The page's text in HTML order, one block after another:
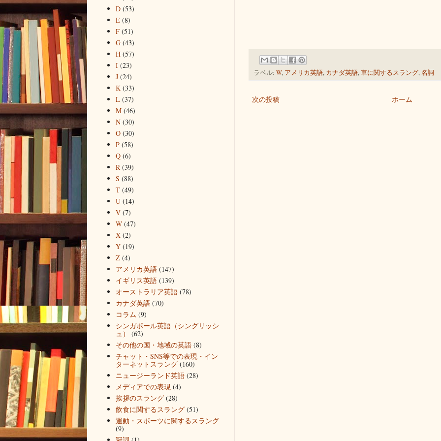
ラベル: W, アメリカ英語, カナダ英語,車に関するスラング,名詞
次の投稿 ホーム
D (53)
E (8)
F (51)
G (43)
H (57)
I (23)
J (24)
K (33)
L (37)
M (46)
N (30)
O (30)
P (58)
Q (6)
R (39)
S (88)
T (49)
U (14)
V (7)
W (47)
X (2)
Y (19)
Z (4)
アメリカ英語 (147)
イギリス英語 (139)
オーストラリア英語 (78)
カナダ英語 (70)
コラム (9)
シンガポール英語（シングリッシ
ュ）
(62)
その他の国・地域の英語 (8)
チャット・SNS等での表現・イン
ターネットスラング (160)
ニュージーランド英語 (28)
メディアでの表現 (4)
挨拶のスラング (28)
飲食に関するスラング (51)
運動・スポーツに関するスラング
(9)